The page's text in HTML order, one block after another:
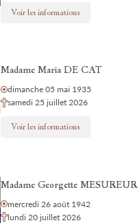
Voir les informations
Madame Maria DE CAT
dimanche 05 mai 1935
samedi 25 juillet 2026
Voir les informations
Madame Georgette MESUREUR
mercredi 26 août 1942
lundi 20 juillet 2026